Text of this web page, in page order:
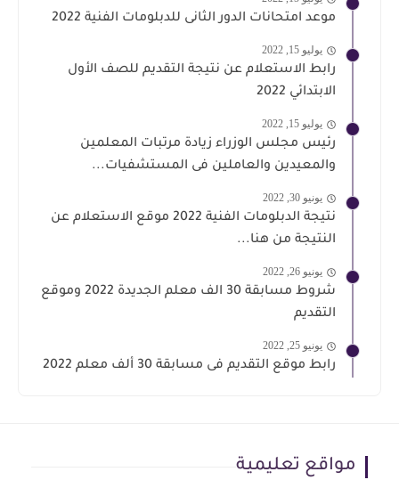
موعد امتحانات الدور الثانى للدبلومات الفنية 2022
يوليو 15, 2022
رابط الاستعلام عن نتيجة التقديم للصف الأول
الابتدائي 2022
يوليو 15, 2022
رئيس مجلس الوزراء زيادة مرتبات المعلمين
والمعيدين والعاملين فى المستشفيات...
يونيو 30, 2022
نتيجة الدبلومات الفنية 2022 موقع الاستعلام عن
النتيجة من هنا...
يونيو 26, 2022
شروط مسابقة 30 الف معلم الجديدة 2022 وموقع
التقديم
يونيو 25, 2022
رابط موقع التقديم فى مسابقة 30 ألف معلم 2022
مواقع تعليمية